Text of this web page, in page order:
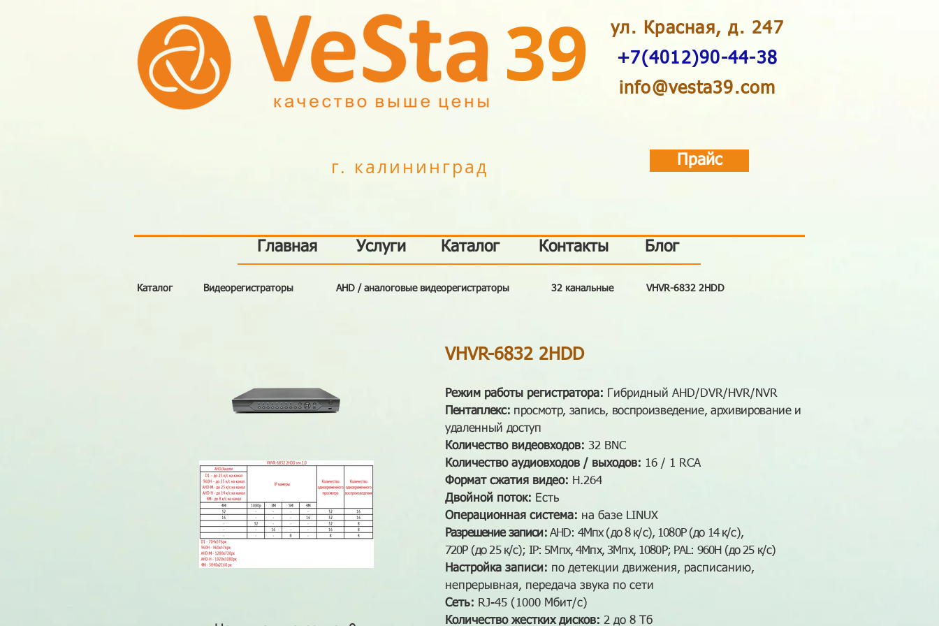
39
ул. Красная, д. 247
+7(4012)90-44-38
info@vesta39.com
г. калининград Прайс
Каталог Видеорегистраторы AHD / аналоговые видеорегистраторы 32 канальные VHVR-6832 2HDD
VHVR-6832 2HDD
Режим работы регистратора: Гибридный AHD/DVR/HVR/NVR
Пентаплекс: просмотр, запись, воспроизведение, архивирование и
удаленный доступ
Количество видеовходов: 32 BNC
Количество аудиовходов / выходов: 16 / 1 RCA
Формат сжатия видео: H.264
Двойной поток: Есть
Операционная система: на базе LINUX
Разрешение записи:AHD: 4Мпх (до 8 к/с), 1080P (до 14 к/с),
720Р (до 25 к/с); IP: 5Mпх, 4Mпх, 3Мпх, 1080Р; PAL: 960H (до 25 к/с)
Настройка записи: по детекции движения, расписанию,
непрерывная, передача звука по сети
Сеть: RJ-45 (1000 Мбит/с)
Количество жестких дисков: 2 до 8 Тб
Блог
Контакты
Каталог
Главная Услуги